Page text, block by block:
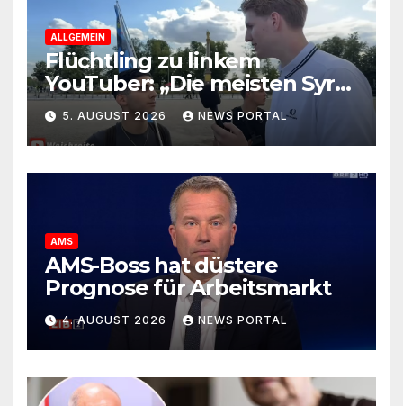
ALLGEMEIN
Flüchtling zu linkem
YouTuber: „Die meisten Syrer
kommen wegen der
Sozialleistungen“
5. AUGUST 2026 NEWS PORTAL
AMS
AMS-Boss hat düstere
Prognose für Arbeitsmarkt
4. AUGUST 2026 NEWS PORTAL